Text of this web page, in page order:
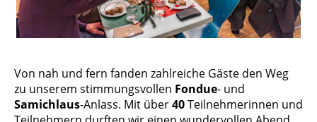
Von nah und fern fanden zahlreiche Gäste den Weg
zu unserem stimmungsvollen Fondue- und
Samichlaus-Anlass. Mit über40Teilnehmerinnen und